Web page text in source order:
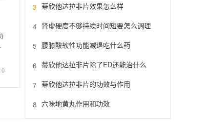
3 蒂欣他达拉非片效果怎么样
4 肾虚硬度不够持续时间短要怎么调理
5 腰膝酸软性功能减退吃什么药
6 蒂欣他达拉非片除了ED还能治什么
7 蒂欣他达拉非片的功效与作用
8 六味地黄丸作用和功效